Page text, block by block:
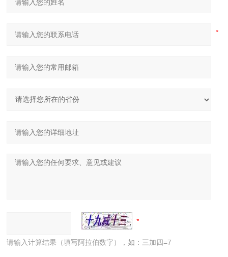
请输入计算结果（填写阿拉伯数字），如：三加四=7